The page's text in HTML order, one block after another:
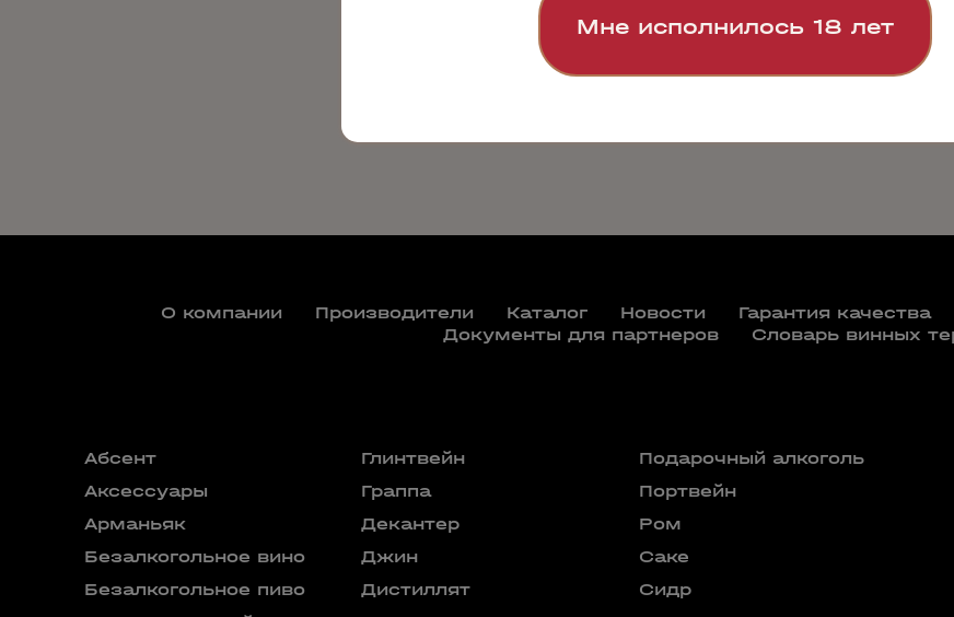
О компании Производители Каталог Новости Гарантия качества
Документы для партнеров
Словарь винных
Абсент
Аксессуары
Арманьяк
Безалкогольное вино
Безалкогольное пиво
Глинтвейн
Граппа
Декантер
Джин
Дистиллят
Подарочный алкоголь
Портвейн
Ром
Саке
Сидр
Мне исполнилось 18 лет